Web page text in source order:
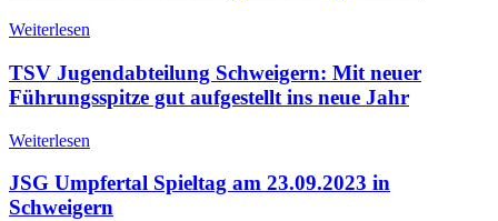
Weiterlesen
TSV Jugendabteilung Schweigern: Mit neuer
Führungsspitze gut aufgestellt ins neue Jahr
Weiterlesen
JSG Umpfertal Spieltag am 23.09.2023 in
Schweigern